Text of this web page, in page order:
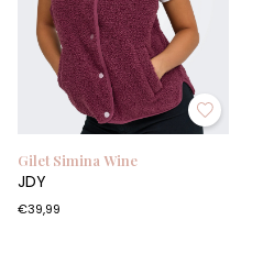
Gilet Simina Wine
JDY
€39,99